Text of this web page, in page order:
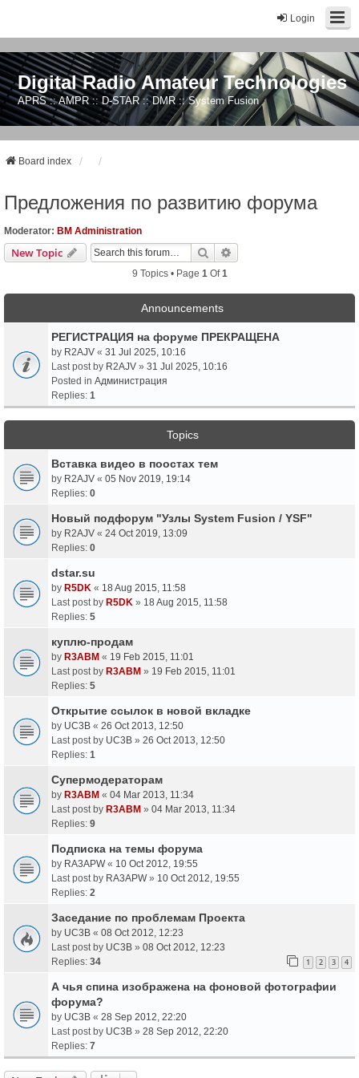
Login
Digital Radio Amateur Technologies
APRS :: AMPR :: D-STAR :: DMR :: System Fusion
Board index
Предложения по развитию форума
Moderator: BM Administration
New Topic Search
9 Topics • Page 1 Of1
Announcements
РЕГИСТРАЦИЯ на форуме ПРЕКРАЩЕНА
by R2AJV « 31 Jul 2025, 10:16
Last post by R2AJV » 31 Jul 2025, 10:16
Posted in Администрация
Replies: 1
Topics
Вставка видео в поостах тем
by R2AJV « 05 Nov 2019, 19:14
Replies: 0
Новый подфорум "Узлы System Fusion / YSF"
by R2AJV « 24 Oct 2019, 13:09
Replies: 0
dstar.su
by R5DK « 18 Aug 2015, 11:58
Last post by R5DK » 18 Aug 2015, 11:58
Replies: 5
куплю-продам
by R3ABM « 19 Feb 2015, 11:01
Last post by R3ABM » 19 Feb 2015, 11:01
Replies: 5
Открытие ссылок в новой вкладке
by UC3B « 26 Oct 2013, 12:50
Last post by UC3B » 26 Oct 2013, 12:50
Replies: 1
Супермодераторам
by R3ABM « 04 Mar 2013, 11:34
Last post by R3ABM » 04 Mar 2013, 11:34
Replies: 9
Подписка на темы форума
by RA3APW« 10 Oct 2012, 19:55
Last post by RA3APW» 10 Oct 2012, 19:55
Replies: 2
Заседание по проблемам Проекта
by UC3B « 08 Oct 2012, 12:23
Last post by UC3B » 08 Oct 2012, 12:23
Replies: 34 1 2 3 4
А чья спина изображена на фоновой фотографии
форума?
by UC3B « 28 Sep 2012, 22:20
Last post by UC3B » 28 Sep 2012, 22:20
Replies: 7